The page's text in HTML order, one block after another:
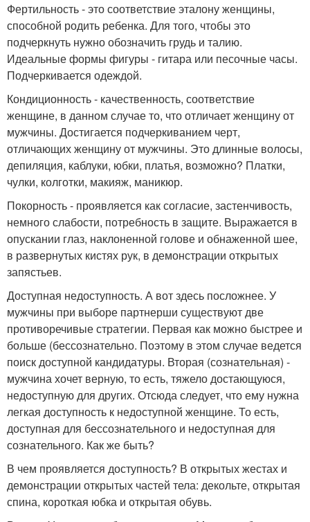
Фертильность - это соответствие эталону женщины,
способной родить ребенка. Для того, чтобы это
подчеркнуть нужно обозначить грудь и талию.
Идеальные формы фигуры - гитара или песочные часы.
Подчеркивается одеждой.
Кондиционность - качественность, соответствие
женщине, в данном случае то, что отличает женщину от
мужчины. Достигается подчеркиванием черт,
отличающих женщину от мужчины. Это длинные волосы,
депиляция, каблуки, юбки, платья, возможно? Платки,
чулки, колготки, макияж, маникюр.
Покорность - проявляется как согласие, застенчивость,
немного слабости, потребность в защите. Выражается в
опускании глаз, наклоненной голове и обнаженной шее,
в развернутых кистях рук, в демонстрации открытых
запястьев.
Доступная недоступность. А вот здесь посложнее. У
мужчины при выборе партнерши существуют две
противоречивые стратегии. Первая как можно быстрее и
больше (бессознательно. Поэтому в этом случае ведется
поиск доступной кандидатуры. Вторая (сознательная) -
мужчина хочет верную, то есть, тяжело достающуюся,
недоступную для других. Отсюда следует, что ему нужна
легкая доступность к недоступной женщине. То есть,
доступная для бессознательного и недоступная для
сознательного. Как же быть?
В чем проявляется доступность? В открытых жестах и
демонстрации открытых частей тела: декольте, открытая
спина, короткая юбка и открытая обувь.